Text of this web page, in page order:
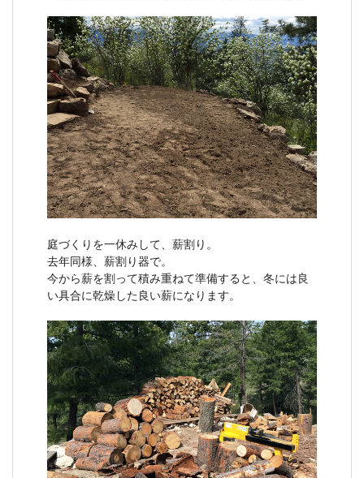
庭づくりを一休みして、薪割り。
去年同様、薪割り器で。
今から薪を割って積み重ねて準備すると、冬には良
い具合に乾燥した良い薪になります。